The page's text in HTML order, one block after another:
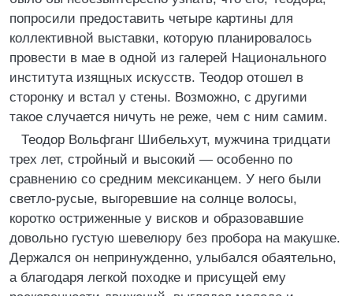
попросили предоставить четыре картины для
коллективной выставки, которую планировалось
провести в мае в одной из галерей Национального
института изящных искусств. Теодор отошел в
сторонку и встал у стены. Возможно, с другими
такое случается ничуть не реже, чем с ним самим.
Теодор Вольфганг Шибельхут, мужчина тридцати
трех лет, стройный и высокий — особенно по
сравнению со средним мексиканцем. У него были
светло-русые, выгоревшие на солнце волосы,
коротко остриженные у висков и образовавшие
довольно густую шевелюру без пробора на макушке.
Держался он непринужденно, улыбался обаятельно,
а благодаря легкой походке и присущей ему